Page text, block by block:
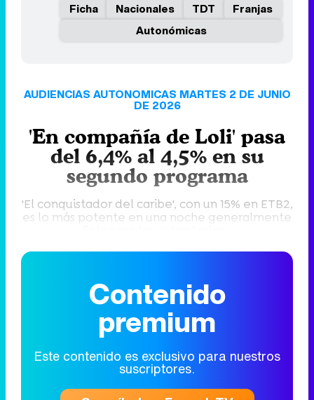
Ficha Nacionales TDT
Franjas
Autonómicas
AUDIENCIAS AUTONOMICAS MARTES 2 DE JUNIO
DE 2026
'En compañía de Loli' pasa
del 6,4% al 4,5% en su
segundo programa
'El conquistador del caribe', con un 15% en ETB2,
es lo más potente en una noche generalmente
Contenido
premium
Este contenido es exclusivo para nuestros
suscriptores.